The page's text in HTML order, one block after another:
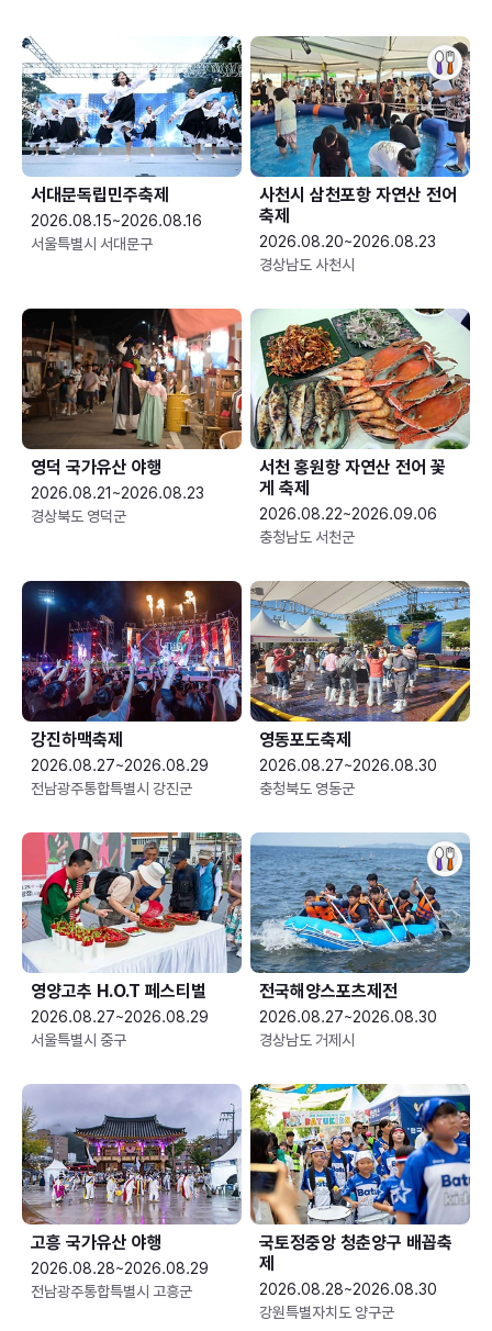
서대문독립민주축제
2026.08.15~2026.08.16
서울특별시 서대문구
사천시 삼천포항 자연산 전어
축제
2026.08.20~2026.08.23
경상남도 사천시
영덕 국가유산 야행
2026.08.21~2026.08.23
경상북도 영덕군
서천 홍원항 자연산 전어 꽃
게 축제
2026.08.22~2026.09.06
충청남도 서천군
강진하맥축제
2026.08.27~2026.08.29
전남광주통합특별시 강진군
영동포도축제
2026.08.27~2026.08.30
충청북도 영동군
영양고추 H.O.T 페스티벌
2026.08.27~2026.08.29
서울특별시 중구
전국해양스포츠제전
2026.08.27~2026.08.30
경상남도 거제시
고흥 국가유산 야행
2026.08.28~2026.08.29
전남광주통합특별시 고흥군
국토정중앙 청춘양구 배꼽축
제
2026.08.28~2026.08.30
강원특별자치도 양구군